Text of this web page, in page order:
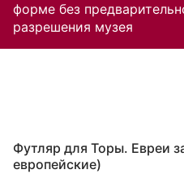
форме без
разрешения музея
Футляр для Торы. Евреи
европейские)